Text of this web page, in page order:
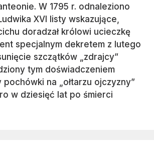
W 1795 r. odnaleziono
XVI listy wskazujące,
doradzał królowi ucieczkę
specjalnym dekretem z lutego
szczątków „zdrajcy”
tym doświadczeniem
pochówki na „ołtarzu ojczyzny”
w dziesięć lat po śmierci